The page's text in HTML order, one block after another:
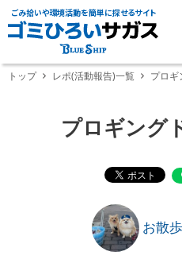
ごみ拾いや環境活動を簡単に探せるサイト
トップ レポ(活動報告)一覧 プロ
プロギング
お散